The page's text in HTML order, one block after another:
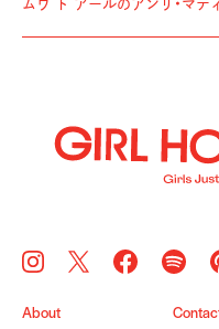
ムウ ト アールのアンリ・マテ
About